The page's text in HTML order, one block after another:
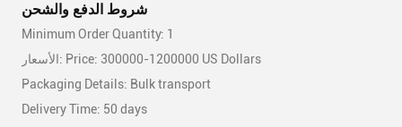
شروط الدفع والشحن
Minimum Order Quantity: 1
الأسعار: Price: 300000-1200000 US Dollars
Packaging Details: Bulk transport
Delivery Time: 50 days